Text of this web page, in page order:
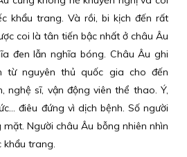
khẩu trang. Và rồi, bi kịch đến rất
coi là tân tiến bậc nhất ở châu Âu
đen lẫn nghĩa bóng. Châu Âu ghi
từ nguyên thủ quốc gia cho đến
nghệ sĩ, vận động viên thể thao. Ý,
điêu đứng vì dịch bệnh. Số người
Người châu Âu bỗng nhiên nhìn
khẩu trang.